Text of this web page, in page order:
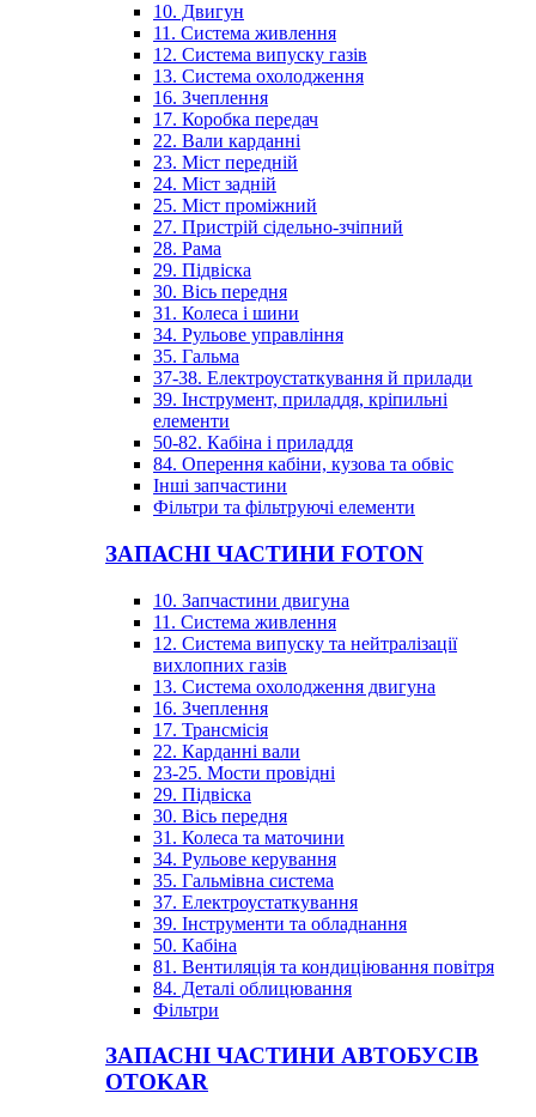
10. Двигун
11. Система живлення
12. Система випуску газів
13. Система охолодження
16. Зчеплення
17. Коробка передач
22. Вали карданні
23. Міст передній
24. Міст задній
25. Міст проміжний
27. Пристрій сідельно-зчіпний
28. Рама
29. Підвіска
30. Вісь передня
31. Колеса і шини
34. Рульове управління
35. Гальма
37-38. Електроустаткування й прилади
39. Інструмент, приладдя, кріпильні
елементи
50-82. Кабіна і приладдя
84. Оперення кабіни, кузова та обвіс
Інші запчастини
Фільтри та фільтруючі елементи
ЗАПАСНІ ЧАСТИНИ FOTON
10. Запчастини двигуна
11. Система живлення
12. Система випуску та нейтралізації
вихлопних газів
13. Система охолодження двигуна
16. Зчеплення
17. Трансмісія
22. Карданні вали
23-25. Мости провідні
29. Підвіска
30. Вісь передня
31. Колеса та маточини
34. Рульове керування
35. Гальмівна система
37. Електроустаткування
39. Інструменти та обладнання
50. Кабіна
81. Вентиляція та кондиціювання повітря
84. Деталі облицювання
Фільтри
ЗАПАСНІ ЧАСТИНИ АВТОБУСІВ
OTOKAR